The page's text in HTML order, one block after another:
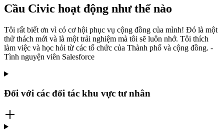
Cầu Civic hoạt động như thế nào
Tôi rất biết ơn vì có cơ hội phục vụ cộng đồng của mình! Đó là một
thử thách mới và là một trải nghiệm mà tôi sẽ luôn nhớ. Tôi thích
làm việc và học hỏi từ các tổ chức của Thành phố và cộng đồng. -
Tình nguyện viên Salesforce
Đối với các đối tác khu vực tư nhân